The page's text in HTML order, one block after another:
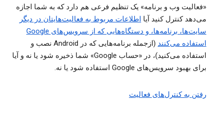
«فعالیت وب و برنامه» یک تنظیم فرعی هم دارد که به شما اجازه
می‌دهد کنترل کنید آیا اطلاعات مربوط به فعالیت‌هایتان در دیگر
سایت‌ها، برنامه‌ها، و دستگاه‌هایی که از سرویس‌های Google
استفاده می‌کنند
(ازجمله برنامه‌هایی که در Android نصب و
استفاده می‌کنید)، در «حساب Google» شما ذخیره شود یا نه و آیا
برای بهبود سرویس‌های Google استفاده شود یا نه.
رفتن به کنترل‌های فعالیت